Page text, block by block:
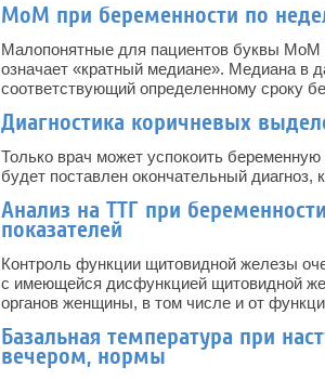
МоМ при беременности по
Малопонятные для пациентов буквы МоМ
означает «кратный медиане». Медиана в
соответствующий определенному сроку
Диагностика коричневых
Только врач может успокоить
будет поставлен окончательный диагноз,
Анализ на ТТГ при
показателей
Контроль функции щитовидной железы
с имеющейся дисфункцией щитовидной
органов женщины, в том числе и от
Базальная температура при
вечером, нормы